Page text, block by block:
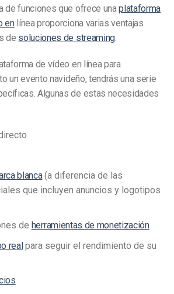
de funciones que ofrece unaplataforma
enlínea proporciona variasventajas
de soluciones de streaming.
de vídeo en línea para
un evento navideño, tendrás una serie
Algunas de estas necesidades
blanca(a diferencia de las
que incluyen anuncios y logotipos
de herramientas de monetización
realpara seguir el rendimiento de su